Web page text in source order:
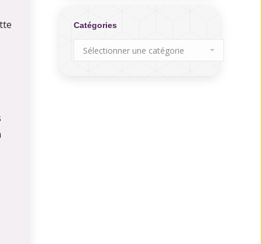
Catégories
Catégories